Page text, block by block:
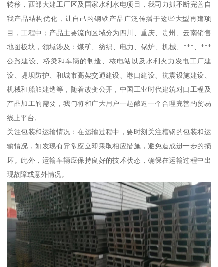
转移，西部大建工厂区及国家水利水电项目，我司力抓不断完善自
我产品结构优化，让自己的钢铁产品广泛传播于这些大型再建项
目，工程中；产品主要流向区域分为四川、重庆、贵州、云南销售
地图板块，领域涉及：煤矿、纺织、电力、锅炉、机械、***、***
公路建设、桥梁和车辆的制造、核电站以及水利火力发电工厂建
设、堤坝防护、和城市高架交通建设、港口建设、抗震设施建设、
机械和船舶建造等，随着改变公开，中国工业时代建筑对口工程及
产品加工的需要，我们将和广大用户一起酿造一个合理完善的贸易
线上平台。
关注包装和运输情况：在运输过程中，要时刻关注槽钢的包装和运
输情况，如发现有异常应立即采取相应措施，避免造成进一步的损
坏。此外，运输车辆应保持良好的技术状态，确保在运输过程中出
现故障或意外情况。